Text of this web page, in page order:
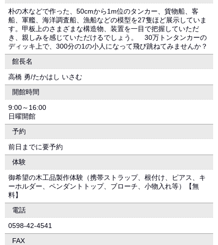
朴の木などで作った、50cmから1m位のタンカー、貨物船、客
船、軍艦、海洋調査船、漁船などの模型を27隻ほど展示していま
す。甲板上のさまざまな構造物、装置を一目で把握していただ
き、親しみを感じていただけるでしょう。 30万トンタンカーの
ディッキ上で、300分の1の小人になって飛び跳ねてみませんか？
館長名
高橋 勇/たかはし いさむ
開館時間
9:00～16:00
日曜開館
予約
前日までに要予約
体験
御希望の木工品製作体験（携帯ストラップ、根付け、ピアス、キ
ーホルダー、ペンダントトップ、ブローチ、小物入れ等）【無
料】
電話
0598-42-4541
FAX